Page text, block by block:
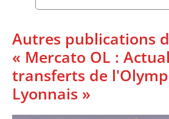
Autres publications
« Mercato OL :
transferts de
Lyonnais »